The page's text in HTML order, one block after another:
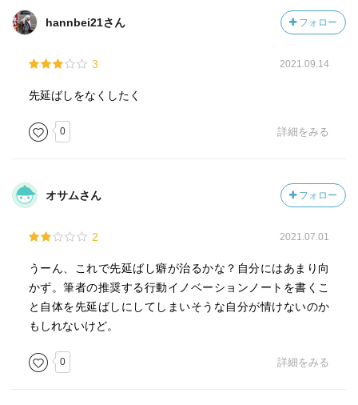
hannbei21さん フォロー
3 2021.09.14
先延ばしをなくしたく
0 詳細をみる
オサムさん フォロー
2 2021.07.01
うーん、これで先延ばし癖が治るかな？自分にはあまり向
かず。筆者の推奨する行動イノベーションノートを書くこ
と自体を先延ばしにしてしまいそうな自分が情けないのか
もしれないけど。
0 詳細をみる